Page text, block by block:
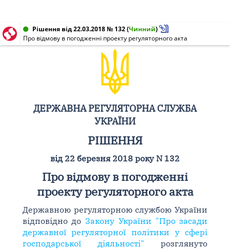
Рішення від 22.03.2018 № 132(Чинний)
Про відмову в погодженні проекту регуляторного акта
ДЕРЖАВНА РЕГУЛЯТОРНА СЛУЖБА
УКРАЇНИ
РІШЕННЯ
від 22 березня 2018 року N 132
Про відмову в погодженні
проекту регуляторного акта
Державною регуляторною службою України
відповідно до Закону України "Про засади
державної регуляторної політики у сфері
господарської діяльності" розглянуто